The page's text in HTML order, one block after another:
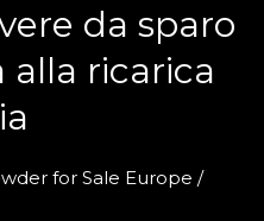
da sparo
alla ricarica
for Sale Europe /